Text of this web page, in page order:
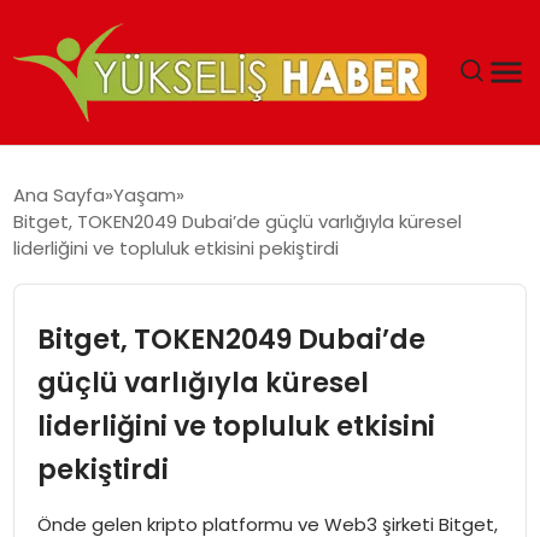
MALIYETLERINI AZALTIYOR’
Ana Sayfa Yaşam
Bitget, TOKEN2049 Dubai’de güçlü varlığıyla küresel
liderliğini ve topluluk etkisini pekiştirdi
Bitget, TOKEN2049 Dubai’de
güçlü varlığıyla küresel
liderliğini ve topluluk etkisini
pekiştirdi
Önde gelen kripto platformu ve Web3 şirketi Bitget,